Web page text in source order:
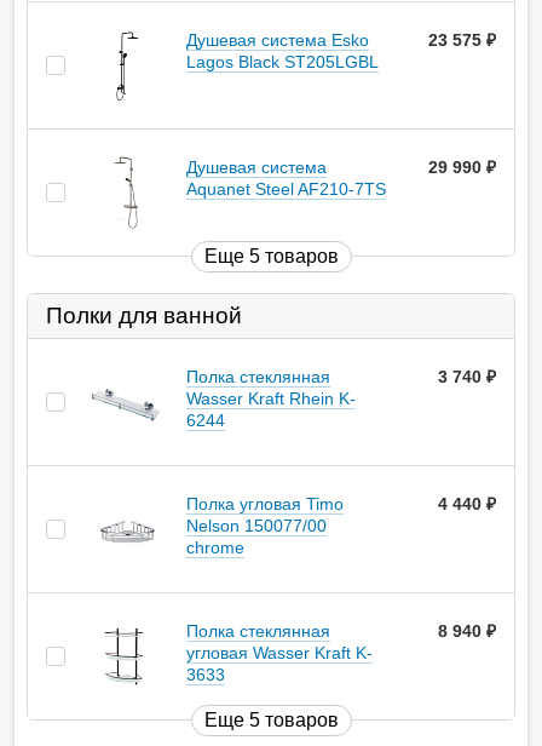
Душевая система Esko
Lagos Black ST205LGBL
23 575
Душевая система
Aquanet Steel AF210-7TS
29 990
Еще 5 товаров
Полки для ванной
Полка стеклянная
Wasser Kraft Rhein K-
6244
3 740
Полка угловая Timo
Nelson 150077/00
chrome
4 440
Полка стеклянная
угловая Wasser Kraft K-
3633
8 940
Еще 5 товаров